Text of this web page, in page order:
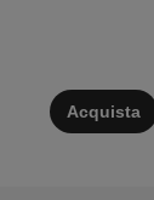
Acquista